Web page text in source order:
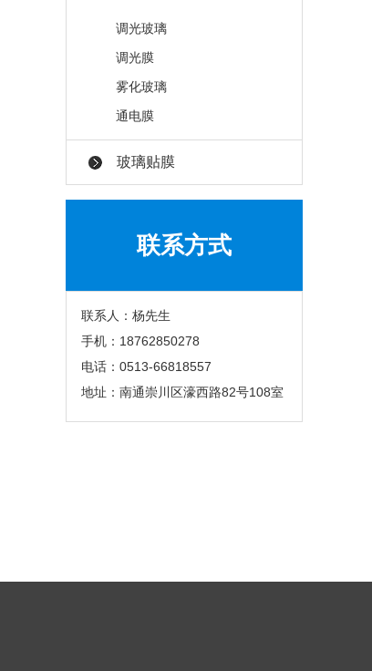
调光玻璃
调光膜
雾化玻璃
通电膜
玻璃贴膜
联系方式
联系人：杨先生
手机：18762850278
电话：0513-66818557
地址：南通崇川区濠西路82号108室